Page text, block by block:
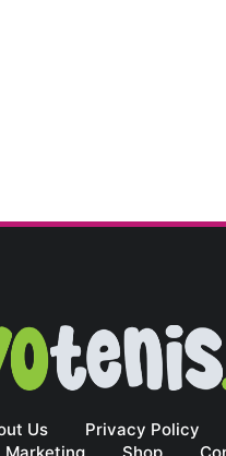
Us Privacy Policy
Marketing
Shop